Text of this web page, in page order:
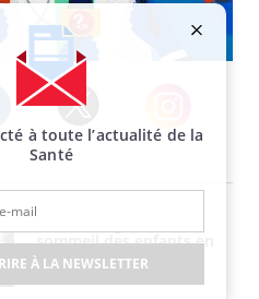
Twitter Instagram
sommeil des enfants en
vacances ?
à toute l’actualité de la
Santé
À LA NEWSLETTER